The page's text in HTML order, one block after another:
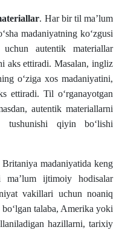
. Har bir til ma’lum
madaniyatning ko‘zgusi
autentik materiallar
aks ettiradi. Masalan, ingliz
o‘ziga xos madaniyatini,
ettiradi. Til o‘rganayotgan
autentik materiallarni
qiyin bo‘lishi
madaniyatida keng
ijtimoiy hodisalar
vakillari uchun noaniq
talaba, Amerika yoki
hazillarni, tarixiy